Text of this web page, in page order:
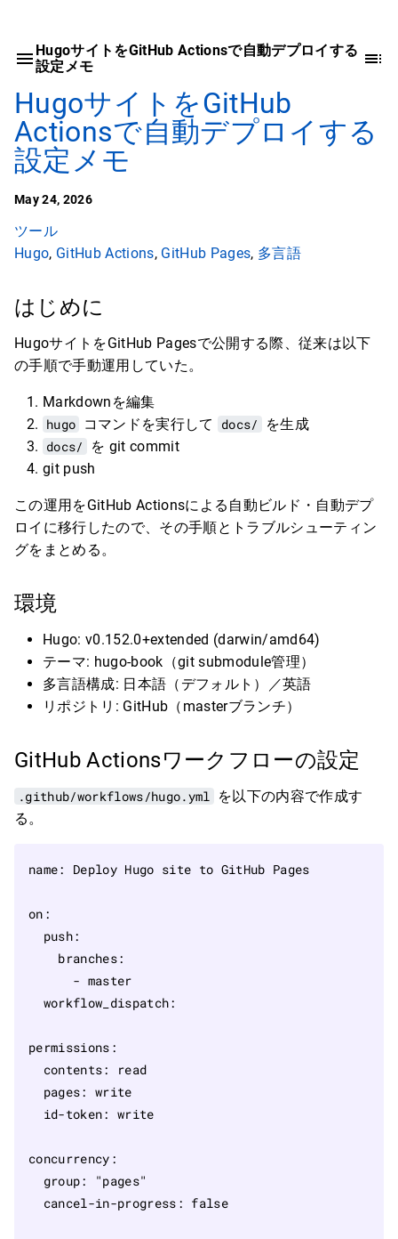
HugoサイトをGitHub Actionsで自動デプロイする
設定メモ
HugoサイトをGitHub
Actionsで自動デプロイする
設定メモ
May 24, 2026
ツール
Hugo, GitHub Actions, GitHub Pages, 多言語
はじめに
HugoサイトをGitHub Pagesで公開する際、従来は以下
の手順で手動運用していた。
Markdownを編集
hugo コマンドを実行して docs/
を生成
docs/
を git commit
git push
この運用をGitHub Actionsによる自動ビルド・自動デプ
ロイに移行したので、その手順とトラブルシューティン
グをまとめる。
環境
Hugo: v0.152.0+extended (darwin/amd64)
テーマ: hugo-book（git submodule管理）
多言語構成: 日本語（デフォルト）／英語
リポジトリ: GitHub（masterブランチ）
GitHub Actionsワークフローの設定
.github/workflows/hugo.yml を以下の内容で作成す
る。
name: Deploy Hugo site to GitHub Pages
on :
push:
branches:
- master
workflow_dispatch:
permissions :
contents:
read
pages: write
id-token: write
concurrency :
group:
"pages"
cancel-in-progress : false